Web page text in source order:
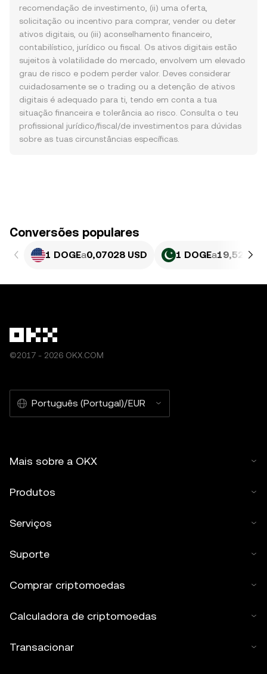
recomendação de investimento, (ii) uma oferta,
solicitação ou incentivo para comprar, vender ou deter
ativos digitais, ou (iii) aconselhamento financeiro,
contabilístico, jurídico ou fiscal. Os ativos digitais estão
sujeitos à volatilidade do mercado, envolvem um elevado
grau de risco e podem perder valor. Deves considerar
cuidadosamente se o trading ou a detenção de ativos
digitais é adequado para ti, tendo em conta a tua
situação financeira e tolerância ao risco. Consulta o teu
profissional jurídico/fiscal/de investimentos para dúvidas
sobre as tuas circunstâncias específicas.
Conversões populares
1 DOGEa0,07028 USD 1 DOGEa19,52 PKR
©2017 - 2026 OKX.COM
Português (Portugal)/EUR
Mais sobre a OKX
Produtos
Serviços
Suporte
Comprar criptomoedas
Calculadora de criptomoedas
Transacionar